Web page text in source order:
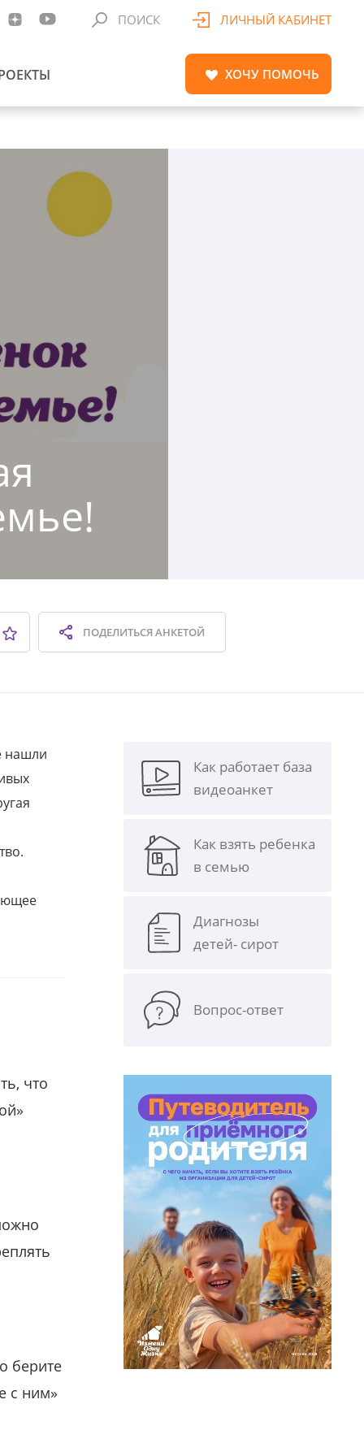
ПОИСК ЛИЧНЫЙ КАБИНЕТ
ХОЧУ ПОМОЧЬ
ПОДЕЛИТЬСЯАНКЕТОЙ
нашли
что
берите
с ним»
Как работает база
видеоанкет
Как взять ребенка
в семью
Диагнозы
детей- сирот
Вопрос-ответ